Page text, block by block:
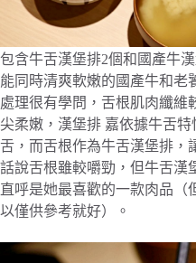
包含牛舌漢堡排2個和國產牛
能同時清爽軟嫩的國產牛和老
處理很有學問，舌根肌肉纖維
尖柔嫩，漢堡排 嘉依據牛舌
舌，而舌根作為牛舌漢堡排，
話說舌根雖較嚼勁，但牛舌漢
直呼是她最喜歡的一款肉品（
以僅供參考就好）。